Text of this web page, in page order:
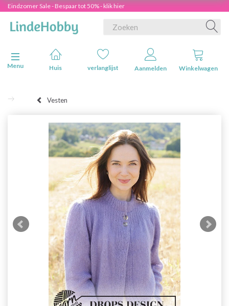
Eindzomer Sale - Bespaar tot 50% - klik hier
Navigatie in-/uitschakelen
Menu
Huis verlanglijst Aanmelden Winkelwagen
Vesten